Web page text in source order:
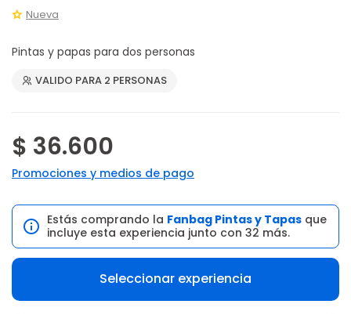
Nueva
Pintas y papas para dos personas
VALIDO PARA 2 PERSONAS
$ 36.600
Promociones y medios de pago
Estás comprando la Fanbag Pintas y Tapas que
incluye esta experiencia junto con 32 más.
Seleccionar experiencia